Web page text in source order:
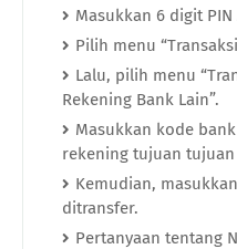
Masukkan 6 digit PIN
Pilih menu
Lalu, pilih menu
Rekening Bank Lain”.
Masukkan kode
rekening tujuan tujuan
Kemudian,
ditransfer.
Pertanyaan tentang